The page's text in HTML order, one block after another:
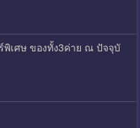
พิเศษ ของทั้ง3ค่าย ณ ปัจจุบั